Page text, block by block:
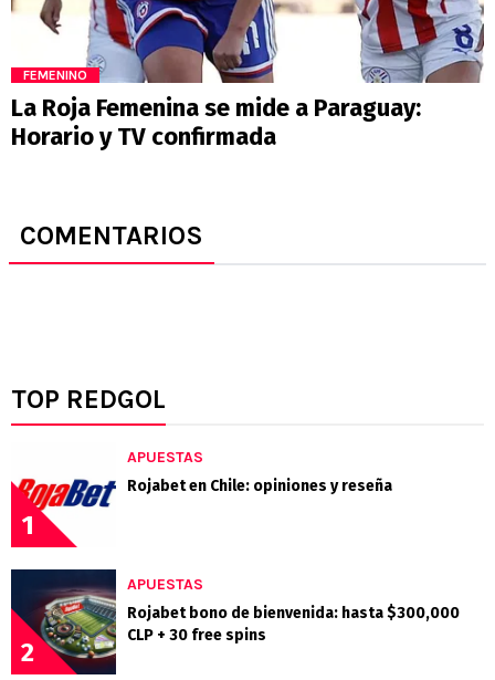
FEMENINO
La Roja Femenina se mide a Paraguay:
Horario y TV confirmada
COMENTARIOS
TOP REDGOL
1
APUESTAS
Rojabet en Chile: opiniones y reseña
2
APUESTAS
Rojabet bono de bienvenida: hasta $300,000
CLP + 30 free spins